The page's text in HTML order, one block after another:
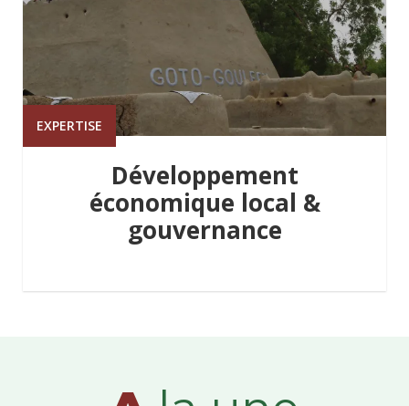
EXPERTISE
Développement
économique local &
gouvernance